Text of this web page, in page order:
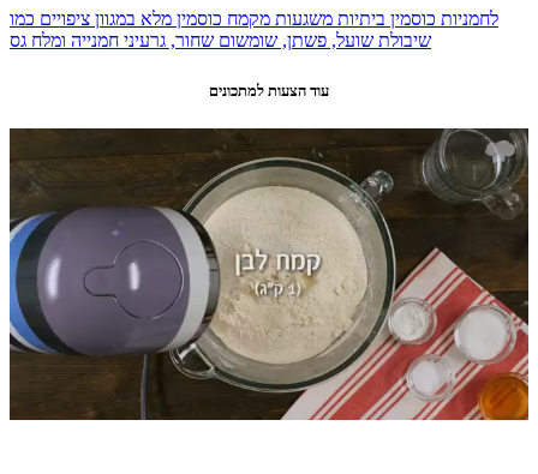
לחמניות כוסמין ביתיות משגעות מקמח כוסמין מלא במגוון ציפויים כמו
שיבולת שועל, פשתן, שומשום שחור, גרעיני חמנייה ומלח גס
עוד הצעות למתכונים